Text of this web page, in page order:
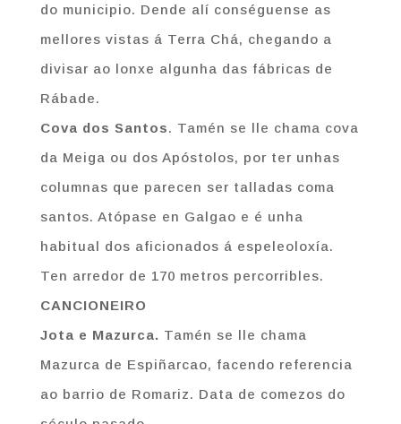
do municipio. Dende alí conséguense as
mellores vistas á Terra Chá, chegando a
divisar ao lonxe algunha das fábricas de
Rábade.
Cova dos Santos. Tamén se lle chama cova
da Meiga ou dos Apóstolos, por ter unhas
columnas que parecen ser talladas coma
santos. Atópase en Galgao e é unha
habitual dos aficionados á espeleoloxía.
Ten arredor de 170 metros percorribles.
CANCIONEIRO
Jota e Mazurca. Tamén se lle chama
Mazurca de Espiñarcao, facendo referencia
ao barrio de Romariz. Data de comezos do